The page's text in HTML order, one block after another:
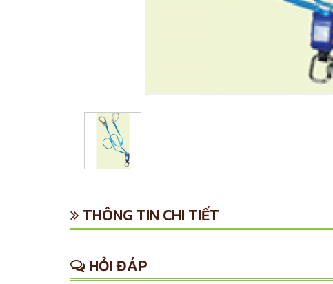
THÔNG TIN CHI TIẾT
HỎI ĐÁP